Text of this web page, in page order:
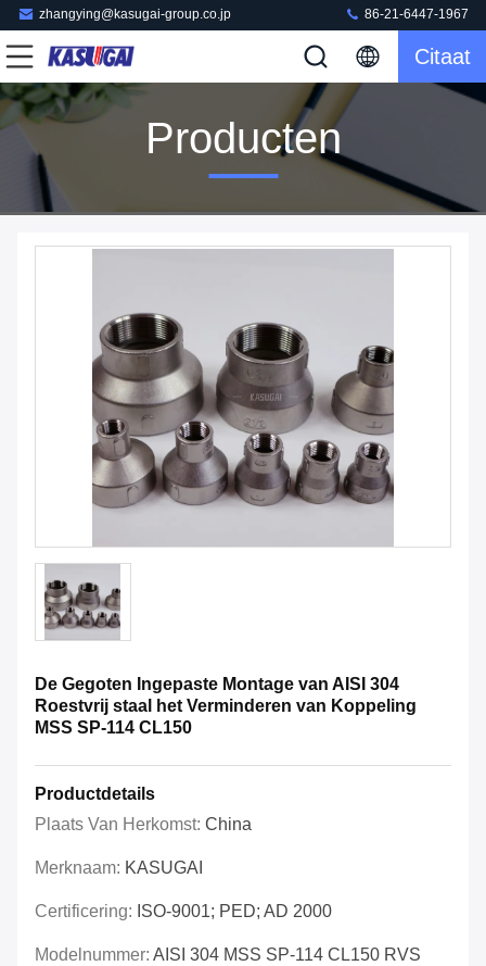
zhangying@kasugai-group.co.jp 86-21-6447-1967
Citaat
Producten
De Gegoten Ingepaste Montage van AISI 304
Roestvrij staal het Verminderen van Koppeling
MSS SP-114 CL150
Productdetails
Plaats Van Herkomst: China
Merknaam: KASUGAI
Certificering: ISO-9001; PED; AD 2000
Modelnummer: AISI 304 MSS SP-114 CL150 RVS